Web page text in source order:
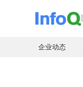
企业动态